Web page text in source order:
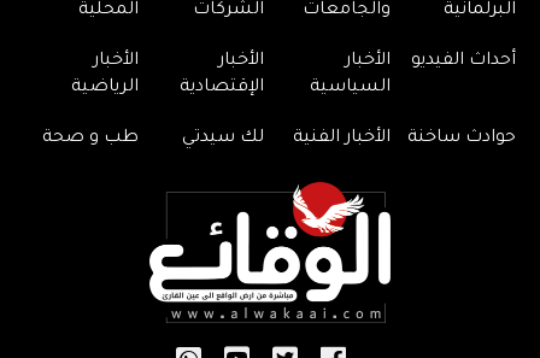
البرلمانية
والجامعات
الشركات
المحلية
أحداث الفيديو
الأخبار
السياسية
الأخبار
الإقتصادية
الأخبار
الرياضية
حوادث ساخنة الأخبار الفنية لك سيدتي طب و صحة